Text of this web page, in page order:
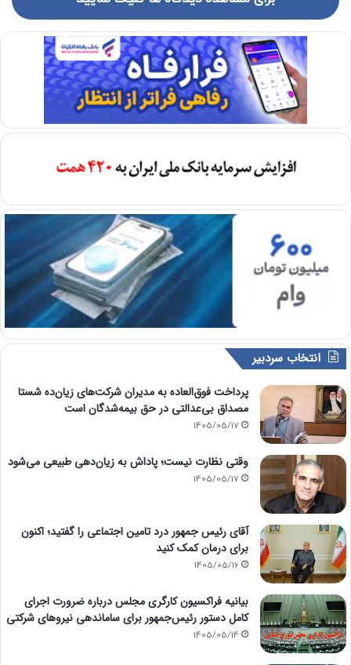
انتخاب سردبیر
پرداخت فوق‌العاده به مدیران شرکت‌های زیان‌ده شستا
مصداق بی‌عدالتی در حق بیمه‌شدگان است
1405/05/17
وقتی نظارت نیست؛ پاداش به زیان‌دهی طبیعی می‌شود
1405/05/17
آقای رئیس جمهور درد تامین اجتماعی را گفتید؛ اکنون
برای درمان کمک کنید
1405/05/16
بیانیه فراکسیون کارگری مجلس درباره ضرورت اجرای
کامل دستور رئیس‌جمهور برای ساماندهی نیروهای شرکتی
1405/05/14